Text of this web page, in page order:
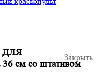
Закрыть
ДЛЯ
36 см со штативом